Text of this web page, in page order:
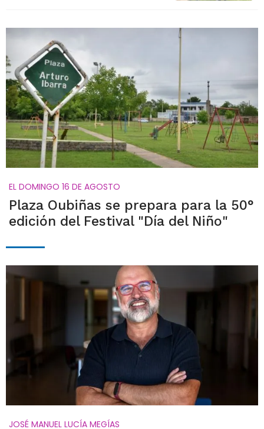
EL DOMINGO 16 DE AGOSTO
Plaza Oubiñas se prepara para la 50°
edición del Festival "Día del Niño"
JOSÉ MANUEL LUCÍA MEGÍAS